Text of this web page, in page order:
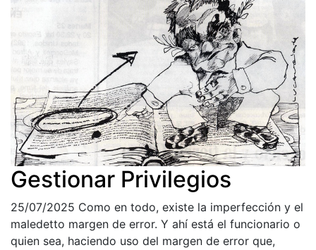
Gestionar Privilegios
25/07/2025 Como en todo, existe la imperfección y el
maledetto margen de error. Y ahí está el funcionario o
quien sea, haciendo uso del margen de error que,